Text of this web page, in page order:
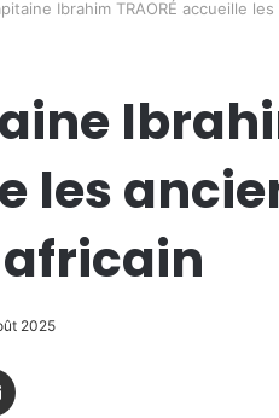
Ibrahim TRAORÉ accueille
les
2025